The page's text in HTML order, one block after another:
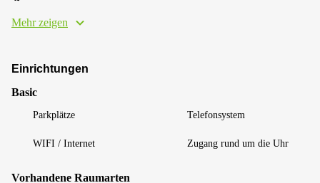
Mehr zeigen
Einrichtungen
Basic
Parkplätze Telefonsystem
WIFI / Internet Zugang rund um die Uhr
Vorhandene Raumarten